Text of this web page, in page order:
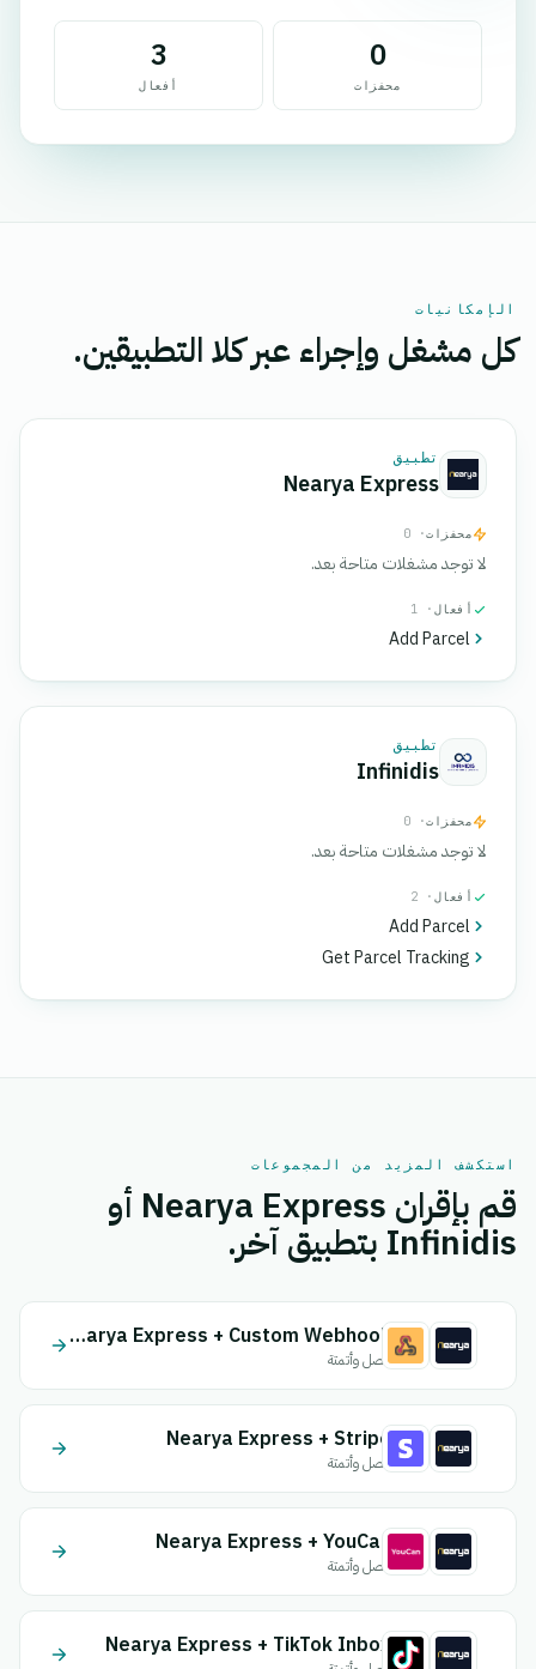
0
محفزات
3
أفعال
الإمكانيات
كل مشغل وإجراء عبر كلا التطبيقين.
تطبيق
Nearya Express
محفزات· 0
لا توجد مشغلات متاحة بعد.
أفعال · 1
Add Parcel
تطبيق
Infinidis
محفزات· 0
لا توجد مشغلات متاحة بعد.
أفعال · 2
Add Parcel
Get Parcel Tracking
استكشف المزيد من المجموعات
قم بإقران Nearya Express أو
Infinidis بتطبيق آخر.
Nearya Express + Custom Webhook
اتصل وأتمتة
Nearya Express + Stripe
اتصل وأتمتة
Nearya Express + YouCan
اتصل وأتمتة
Nearya Express + TikTok Inbox